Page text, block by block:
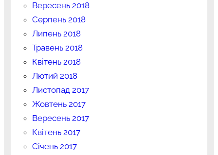
Вересень 2018
Серпень 2018
Липень 2018
Травень 2018
Квітень 2018
Лютий 2018
Листопад 2017
Жовтень 2017
Вересень 2017
Квітень 2017
Січень 2017